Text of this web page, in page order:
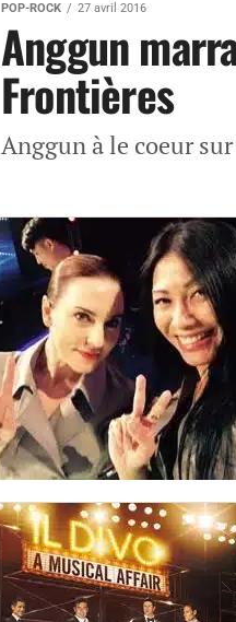
POP-ROCK 27 avril 2016
Anggun
Frontières
Anggun à le coeur